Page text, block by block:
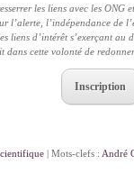
les liens avec les ONG
l’alerte, l’indépendance de
liens d’intérêt s’exerçant
dans cette volonté de
Inscription
| Mots-clefs : André